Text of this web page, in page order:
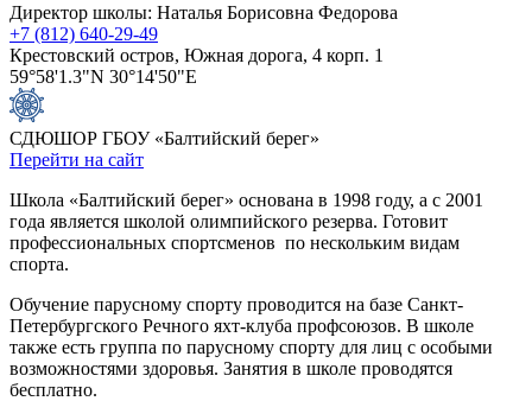
Директор школы: Наталья Борисовна Федорова
+7 (812) 640-29-49
Крестовский остров, Южная дорога, 4 корп. 1
59°58'1.3"N 30°14'50"E
СДЮШОР ГБОУ «Балтийский берег»
Перейти на сайт
Школа «Балтийский берег» основана в 1998 году, а с 2001
года является школой олимпийского резерва. Готовит
профессиональных спортсменов по нескольким видам
спорта.
Обучение парусному спорту проводится на базе Санкт-
Петербургского Речного яхт-клуба профсоюзов. В школе
также есть группа по парусному спорту для лиц с особыми
возможностями здоровья. Занятия в школе проводятся
бесплатно.